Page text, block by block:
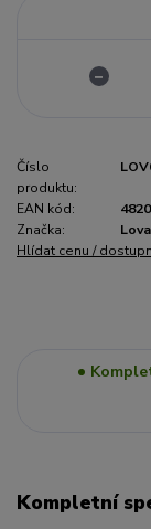
Číslo
produktu:
EAN kód:
Značka:
Hlídat cenu /
Kompletní